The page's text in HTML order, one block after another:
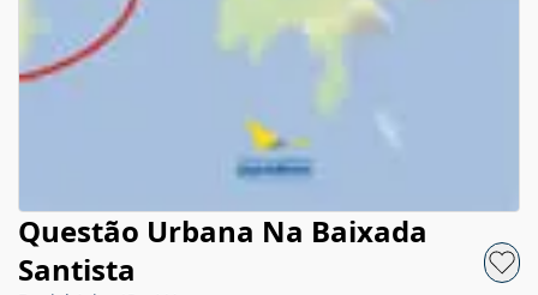
Questão Urbana Na Baixada
Santista